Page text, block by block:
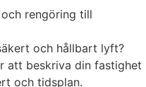
rengöring till
och hållbart lyft?
att beskriva din fastighet
och tidsplan.